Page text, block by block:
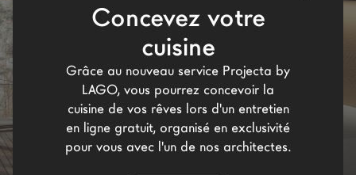
Nouveaux Produits MDW26
Promotions
Architectes
LAGO Homes
Concevez votre
cuisine
Grâce au nouveau service Projecta by
LAGO, vous pourrez concevoir la
cuisine de vos rêves lors d'un entretien
en ligne gratuit, organisé en exclusivité
pour vous avec l'un de nos architectes.